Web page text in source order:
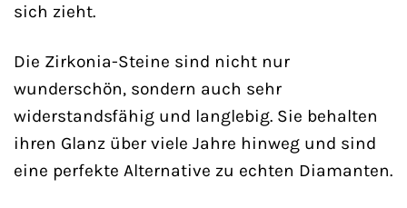
sich zieht.
Die Zirkonia-Steine sind nicht nur
wunderschön, sondern auch sehr
widerstandsfähig und langlebig. Sie behalten
ihren Glanz über viele Jahre hinweg und sind
eine perfekte Alternative zu echten Diamanten.